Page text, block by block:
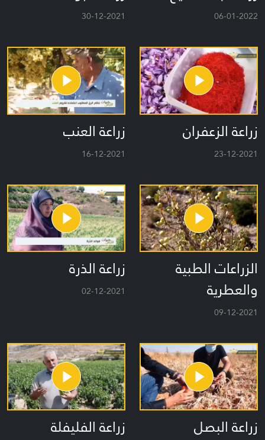
06-01-2022
30-12-2021
زراعة الزعفران
23-12-2021
زراعة العنب
16-12-2021
الزراعات الطبية
والعطرية
09-12-2021
زراعة الذرة
02-12-2021
زراعة البصل زراعة الفليفلة